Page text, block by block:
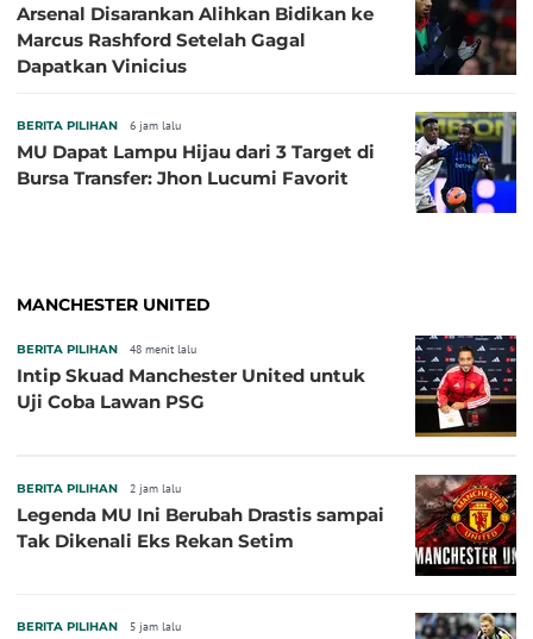
Arsenal Disarankan Alihkan Bidikan ke
Marcus Rashford Setelah Gagal
Dapatkan Vinicius
BERITA PILIHAN 6 jam lalu
MU Dapat Lampu Hijau dari 3 Target di
Bursa Transfer: Jhon Lucumi Favorit
MANCHESTER UNITED
BERITA PILIHAN 48 menit lalu
Intip Skuad Manchester United untuk
Uji Coba Lawan PSG
BERITA PILIHAN 2 jam lalu
Legenda MU Ini Berubah Drastis sampai
Tak Dikenali Eks Rekan Setim
BERITA PILIHAN 5 jam lalu